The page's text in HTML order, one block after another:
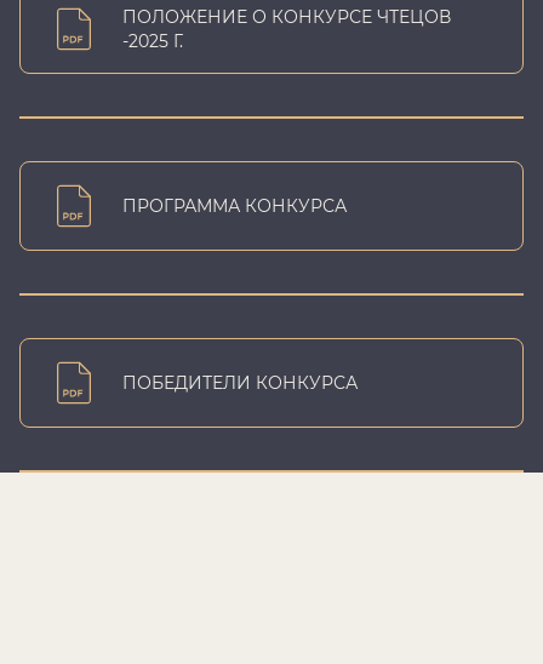
ПОЛОЖЕНИЕ О КОНКУРСЕ ЧТЕЦОВ
-2025 Г.
ПРОГРАММА КОНКУРСА
ПОБЕДИТЕЛИ КОНКУРСА